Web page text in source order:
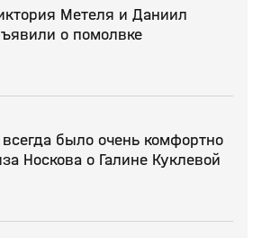
Метеля и Даниил
о помолвке
было очень комфортно
Носкова о Галине Куклевой